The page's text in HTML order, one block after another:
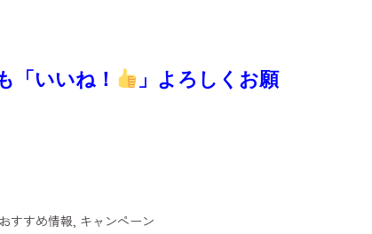
「いいね！
」よろしくお願
おすすめ情報 キャンペーン